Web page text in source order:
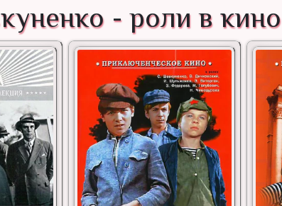
- роли в кино